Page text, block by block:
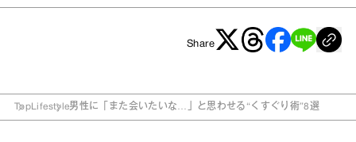
Share
TopLifestyle男性に「また会いたいな…」と思わせる“くすぐり術”8選